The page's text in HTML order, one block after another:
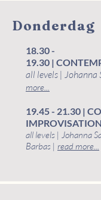
Donderdag
18.30 -
19.30 |
all levels | Johanna
more...
19.45 - 21.30 |
IMPROVISATION
all levels | Johanna
Barbas | read more...